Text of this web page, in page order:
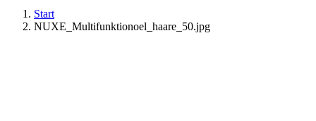
Start
NUXE_Multifunktionoel_haare_50.jpg